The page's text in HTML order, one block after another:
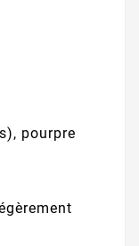
pourpre